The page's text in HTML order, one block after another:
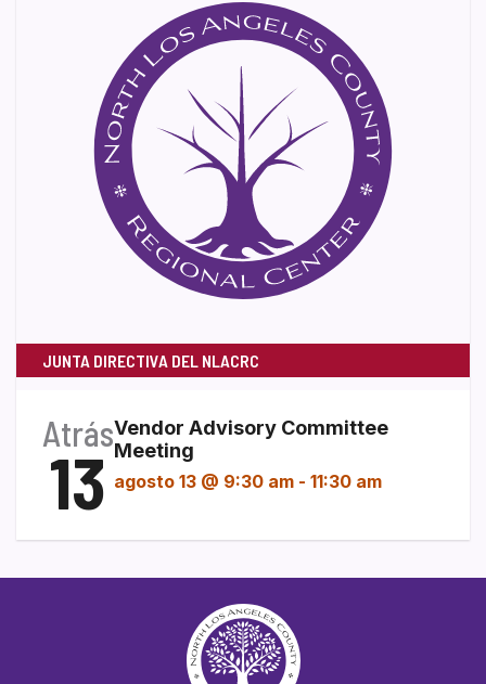
JUNTA DIRECTIVA DEL NLACRC
Atrás
13
Vendor Advisory Committee
Meeting
agosto 13 @ 9:30 am - 11:30 am